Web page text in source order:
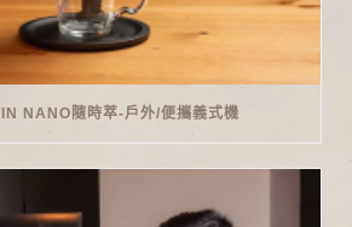
NANO隨時萃-戶外/便攜義式機